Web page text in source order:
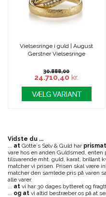
Vielsesringe i guld | August
Gerstner Vielsesringe
30.888,00
24.710,40 kr.
Vidste du ...
atGotte´s Sølv & Guld har
vare hos en anden Guldsmed, enten
tilsvarende mht. guld, karat, brillant
matcher vi prisen. Prisen skal være
matcher den samlede pris på varen
alle varer.
atvi har 30 dages bytteret og
og atvi altid bestræber os på at